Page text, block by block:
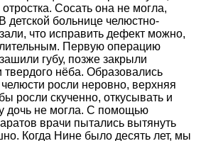
Сосать она не могла,
детской больнице челюстно-
что исправить дефект можно,
Первую операцию
губу, позже закрыли
нёба. Образовались
росли неровно, верхняя
росли скученно, откусывать и
дочь не могла. С помощью
врачи пытались вытянуть
Когда Нине было десять лет, мы